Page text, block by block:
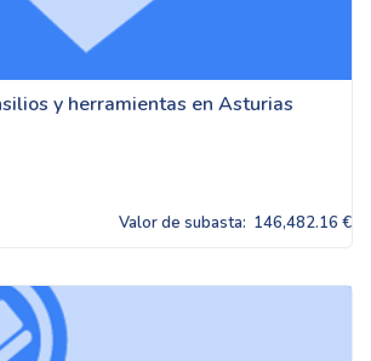
y herramientas en Asturias
Valor de subasta: 146,482.16 €